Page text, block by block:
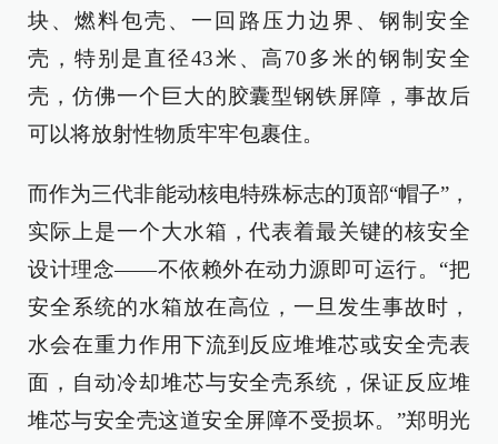
块、燃料包壳、一回路压力边界、钢制安全
壳，特别是直径43米、高70多米的钢制安全
壳，仿佛一个巨大的胶囊型钢铁屏障，事故后
可以将放射性物质牢牢包裹住。
而作为三代非能动核电特殊标志的顶部“帽子”，
实际上是一个大水箱，代表着最关键的核安全
设计理念——不依赖外在动力源即可运行。“把
安全系统的水箱放在高位，一旦发生事故时，
水会在重力作用下流到反应堆堆芯或安全壳表
面，自动冷却堆芯与安全壳系统，保证反应堆
堆芯与安全壳这道安全屏障不受损坏。”郑明光